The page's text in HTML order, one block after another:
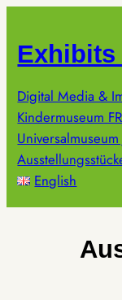
springen
Exhibits
Digital Media &
Kindermuseum
English